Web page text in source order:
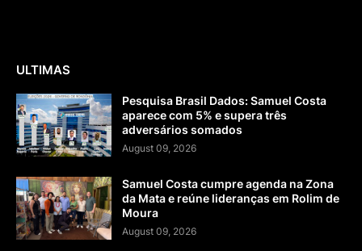
ULTIMAS
Pesquisa Brasil Dados: Samuel Costa
aparece com 5% e supera três
adversários somados
August 09, 2026
Samuel Costa cumpre agenda na Zona
da Mata e reúne lideranças em Rolim de
Moura
August 09, 2026